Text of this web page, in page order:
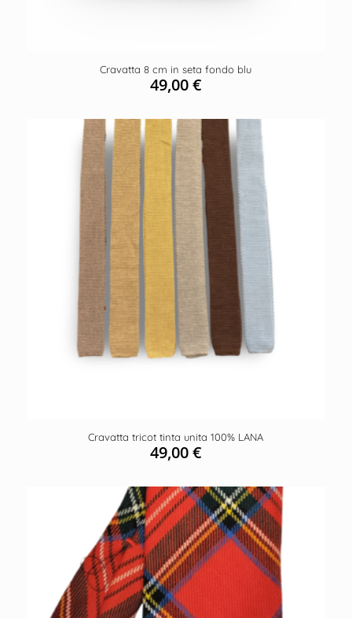
Cravatta 8 cm in seta fondo blu
49,00€
Cravatta tricot tinta unita 100% LANA
49,00€